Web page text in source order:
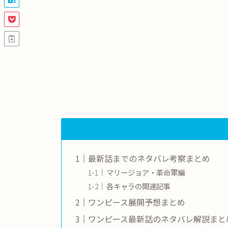
最新話までのネタバレ考察まとめ
マリージョア・革命軍編
各キャラの関連記事
ワンピース展開予想まとめ
ワンピース最新話のネタバレ解説ま